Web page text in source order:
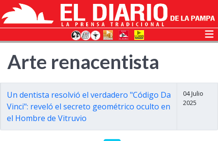
Arte renacentista
Un dentista resolvió el verdadero "Código Da
Vinci": reveló el secreto geométrico oculto en
el Hombre de Vitruvio
04 Julio
2025